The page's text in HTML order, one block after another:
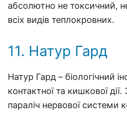
абсолютно не токсичний,
всіх видів теплокровних.
11. Натур Гард
Натур Гард – біологічний
контактної та кишкової
параліч нервової системи